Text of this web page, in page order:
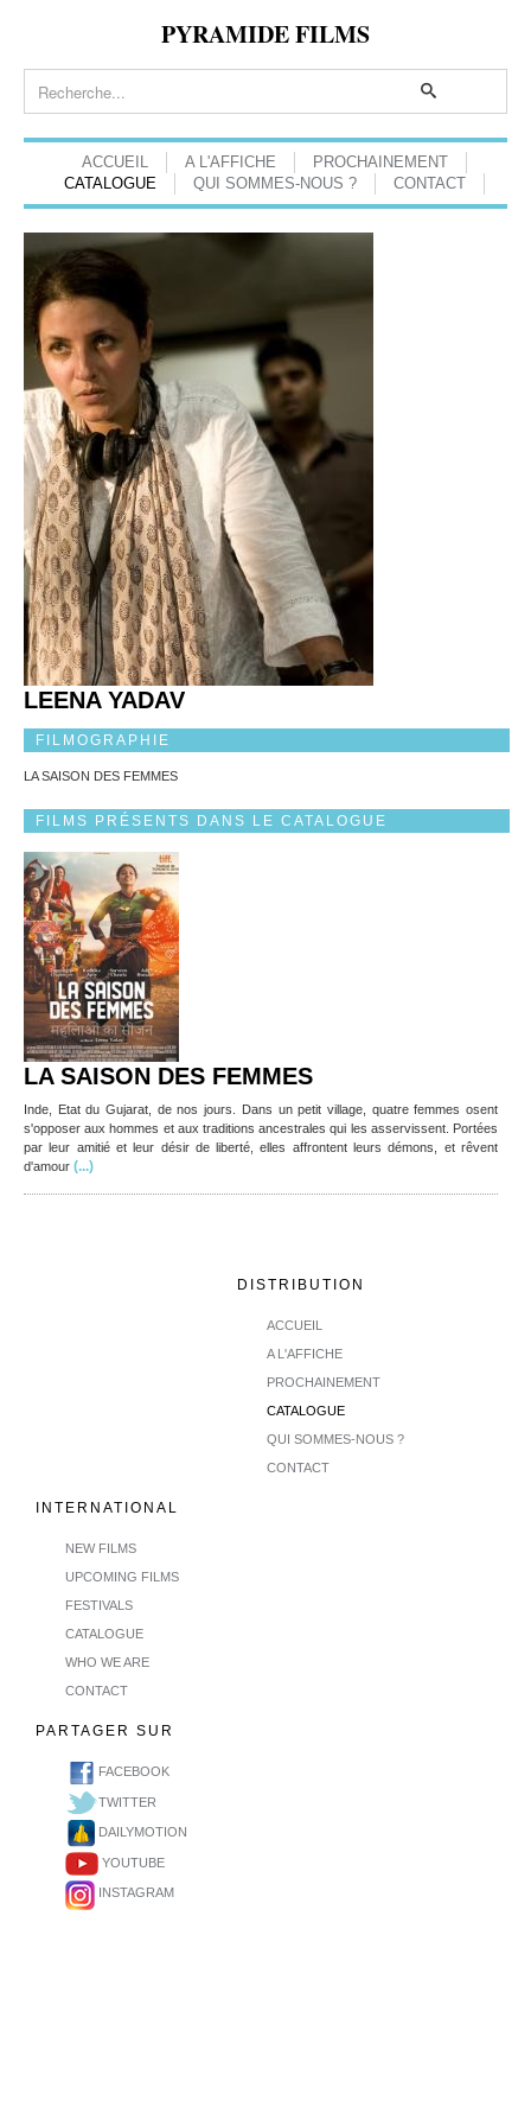
PYRAMIDE FILMS
ACCUEIL A L'AFFICHE
PROCHAINEMENT
CATALOGUE
QUI SOMMES-NOUS ? CONTACT
LEENA YADAV
FILMOGRAPHIE
LA SAISON DES FEMMES
FILMS PRÉSENTS DANS LE CATALOGUE
LA SAISON DES FEMMES
Inde, Etat du Gujarat, de nos jours. Dans un petit village, quatre femmes osent
s'opposer aux hommes et aux traditions ancestrales qui les asservissent. Portées
par leur amitié et leur désir de liberté, elles affrontent leurs démons, et rêvent
d'amour (...)
DISTRIBUTION
ACCUEIL
A L'AFFICHE
PROCHAINEMENT
CATALOGUE
QUI SOMMES-NOUS ?
CONTACT
INTERNATIONAL
NEW FILMS
UPCOMING FILMS
FESTIVALS
CATALOGUE
WHO WE ARE
CONTACT
PARTAGER SUR
FACEBOOK
TWITTER
DAILYMOTION
YOUTUBE
INSTAGRAM